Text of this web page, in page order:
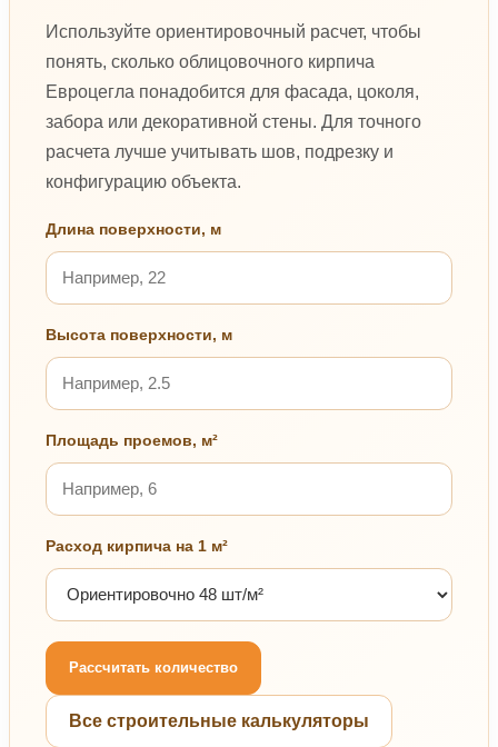
Используйте ориентировочный расчет, чтобы
понять, сколько облицовочного кирпича
Евроцегла понадобится для фасада, цоколя,
забора или декоративной стены. Для точного
расчета лучше учитывать шов, подрезку и
конфигурацию объекта.
Длина поверхности, м
Высота поверхности, м
Площадь проемов, м²
Расход кирпича на 1 м²
Рассчитать количество
Все строительные калькуляторы